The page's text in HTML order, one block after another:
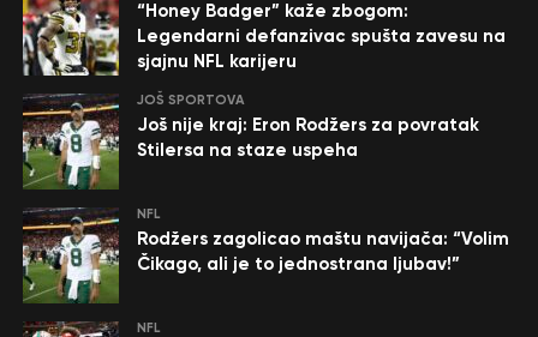
“Honey Badger” kaže zbogom:
Legendarni defanzivac spušta zavesu na
sjajnu NFL karijeru
JOŠ SPORTOVA
Još nije kraj: Eron Rodžers za povratak
Stilersa na staze uspeha
NFL
Rodžers zagolicao maštu navijača: “Volim
Čikago, ali je to jednostrana ljubav!”
NFL